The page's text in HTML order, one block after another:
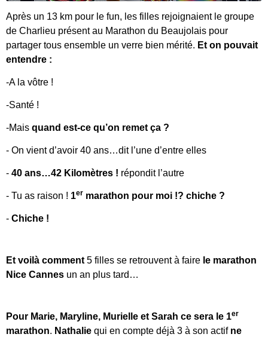
Après un 13 km pour le fun, les filles rejoignaient le groupe
de Charlieu présent au Marathon du Beaujolais pour
partager tous ensemble un verre bien mérité. Et on pouvait
entendre :
-A la vôtre !
-Santé !
-Mais quand est-ce qu’on remet ça ?
- On vient d’avoir 40 ans…dit l’une d’entre elles
- 40 ans…42 Kilomètres ! répondit l’autre
- Tu as raison ! 1er marathon pour moi !? chiche ?
- Chiche !
Et voilà comment5 filles se retrouvent à faire le marathon
Nice Cannes un an plus tard…
Pour Marie, Maryline, Murielle et Sarah ce sera le 1er
marathon. Nathalie qui en compte déjà 3 à son actif ne